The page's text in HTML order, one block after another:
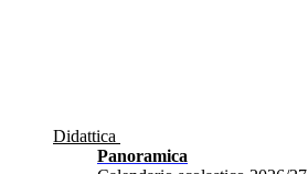
Didattica
Panoramica